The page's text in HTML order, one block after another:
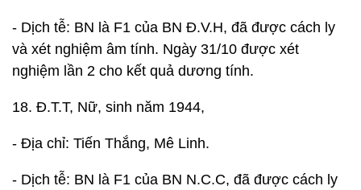
- Dịch tễ: BN là F1 của BN Đ.V.H, đã được cách ly
và xét nghiệm âm tính. Ngày 31/10 được xét
nghiệm lần 2 cho kết quả dương tính.
18. Đ.T.T, Nữ, sinh năm 1944,
- Địa chỉ: Tiến Thắng, Mê Linh.
- Dịch tễ: BN là F1 của BN N.C.C, đã được cách ly